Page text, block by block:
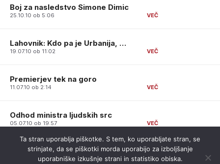
Boj za nasledstvo Simone Dimic
25.10.10 ob 5:06
Lahovnik: Kdo pa je Urbanija, …
19.07.10 ob 11:02
Premierjev tek na goro
11.07.10 ob 2:14
Odhod ministra ljudskih src
05.07.10 ob 19:57
Ta stran uporablja piškotke. S tem, ko uporabljate stran, se
strinjate, da se piškotki morda uporabijo za izboljšanje
uporabniške izkušnje strani in statistiko obiska.